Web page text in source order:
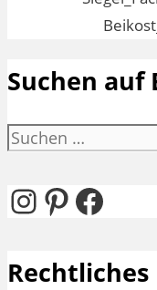
Suchen auf
Suchen
Instagram
Pinterest
Rechtliches